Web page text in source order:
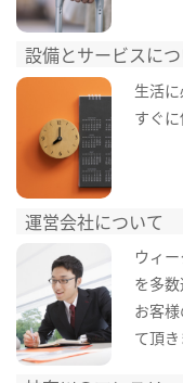
設備とサービスに
生活
すぐ
運営会社について
ウィ
を多数
お客
て頂き